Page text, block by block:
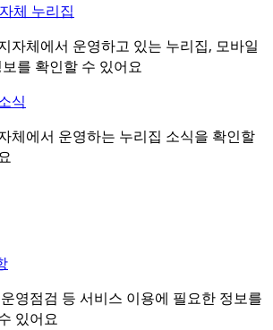
체 누리집
자체에서 운영하고 있는 누리집, 모바일
를 확인할 수 있어요
식
체에서 운영하는 누리집 소식을 확인할
영점검 등 서비스 이용에 필요한 정보를
있어요